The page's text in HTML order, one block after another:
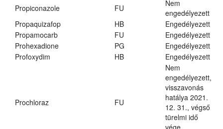
Propiconazole FU
Nem
engedélyezett
Propaquizafop
HB
Engedélyezett
Propamocarb
FU
Engedélyezett
Prohexadione
PG
Engedélyezett
Profoxydim
HB Engedélyezett
Prochloraz FU
Nem
engedélyezett,
visszavonás
hatálya 2021.
12. 31., végső
türelmi idő